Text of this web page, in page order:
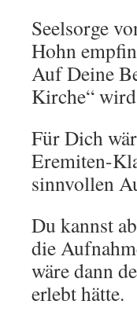
Seelsorge
Hohn
Auf Deine
Kirche“
Für Dich
Eremiten-
sinnvollen
Du kannst
die
wäre dann
erlebt hätte.